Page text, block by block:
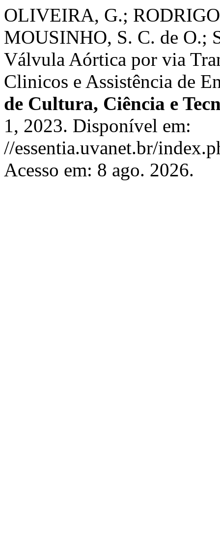
OLIVEIRA, G.;
MOUSINHO, S. C. de O.;
Válvula Aórtica por via
Clinicos e Assistência de
de Cultura, Ciência e
1, 2023. Disponível em:
//essentia.uvanet.br/
Acesso em: 8 ago. 2026.